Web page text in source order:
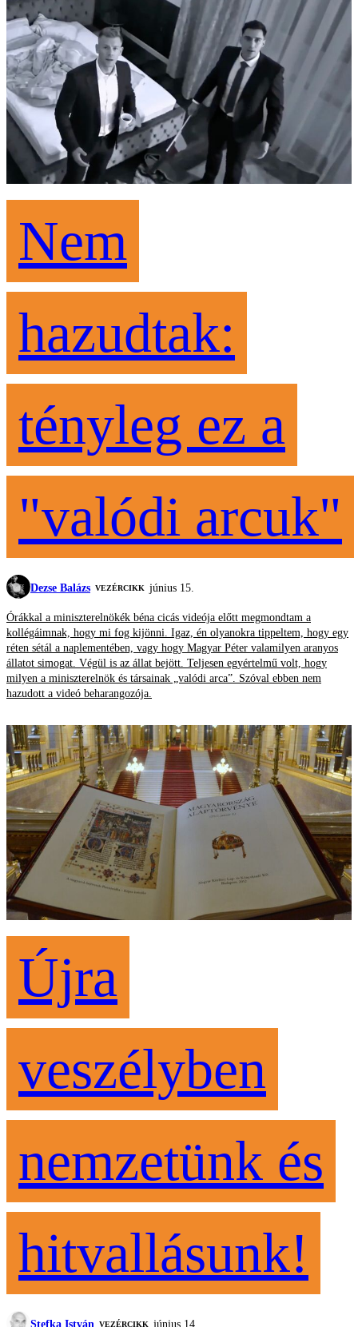
Nem
hazudtak:
tényleg ez a
"valódi arcuk"
Dezse Balázs VEZÉRCIKK június 15.
Órákkal a miniszterelnökék béna cicás videója előtt megmondtam a
kollégáimnak, hogy mi fog kijönni. Igaz, én olyanokra tippeltem, hogy egy
réten sétál a naplementében, vagy hogy Magyar Péter valamilyen aranyos
állatot simogat. Végül is az állat bejött. Teljesen egyértelmű volt, hogy
milyen a miniszterelnök és társainak „valódi arca”. Szóval ebben nem
hazudott a videó beharangozója.
Újra
veszélyben
nemzetünk és
hitvallásunk!
Stefka István VEZÉRCIKK június 14.